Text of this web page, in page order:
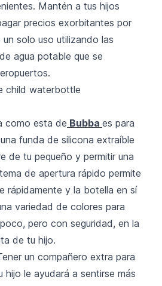
Mantén a tus hijos
precios exorbitantes por
solo uso utilizando las
agua potable que se
como esta de Bubba es para
funda de silicona extraíble
de tu pequeño y permitir una
de apertura rápido permite
rápidamente y la botella en sí
variedad de colores para
pero con seguridad, en la
de tu hijo.
un compañero extra para
hijo le ayudará a sentirse más